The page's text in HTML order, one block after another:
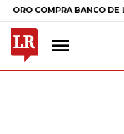
BANCO DE LA